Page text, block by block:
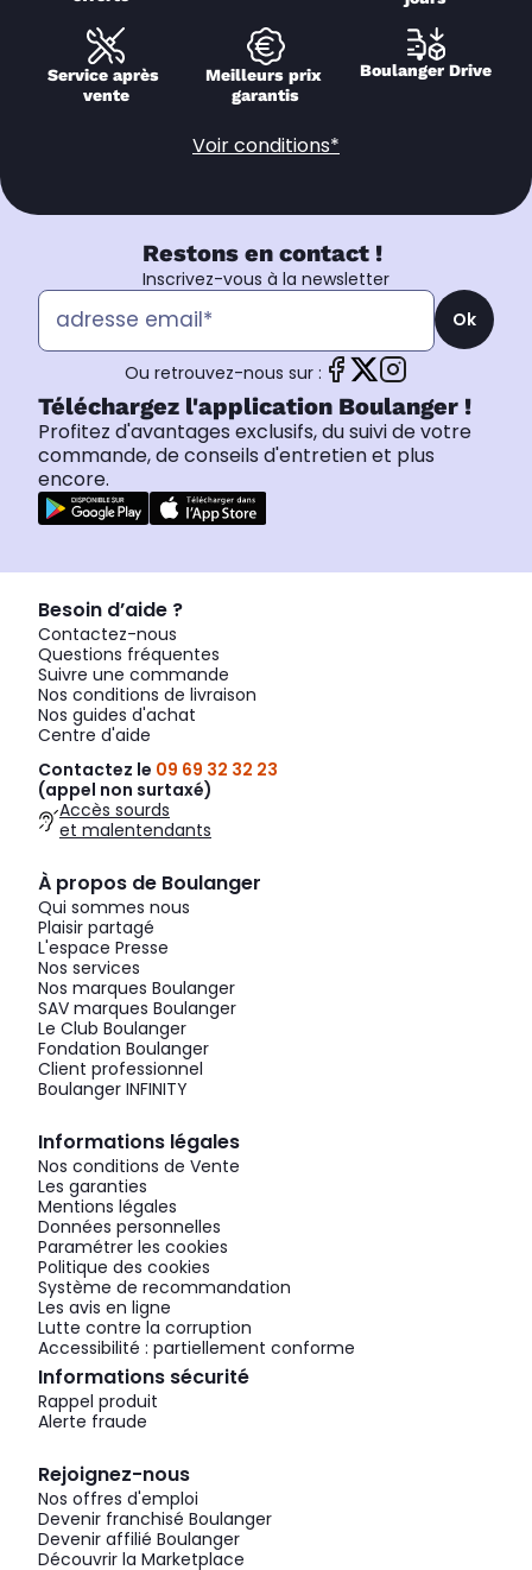
Service après
vente
Meilleurs prix
garantis
Boulanger Drive
Voir conditions*
Restons en contact !
Inscrivez-vous à la newsletter
Ok
Ou retrouvez-nous sur :
Téléchargez l'application Boulanger !
Profitez d'avantages exclusifs, du suivi de votre
commande, de conseils d'entretien et plus
encore.
Besoin d’aide ?
Contactez-nous
Questions fréquentes
Suivre une commande
Nos conditions de livraison
Nos guides d'achat
Centre d'aide
Contactez le 09 69 32 32 23
(appel non surtaxé)
Accès sourds
et malentendants
À propos de Boulanger
Qui sommes nous
Plaisir partagé
L'espace Presse
Nos services
Nos marques Boulanger
SAV marques Boulanger
Le Club Boulanger
Fondation Boulanger
Client professionnel
Boulanger INFINITY
Informations légales
Nos conditions de Vente
Les garanties
Mentions légales
Données personnelles
Paramétrer les cookies
Politique des cookies
Système de recommandation
Les avis en ligne
Lutte contre la corruption
Accessibilité : partiellement conforme
Informations sécurité
Rappel produit
Alerte fraude
Rejoignez-nous
Nos offres d'emploi
Devenir franchisé Boulanger
Devenir affilié Boulanger
Découvrir la Marketplace